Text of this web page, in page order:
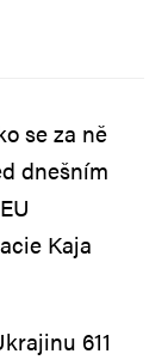
se za ně
dnešním
Kaja
611